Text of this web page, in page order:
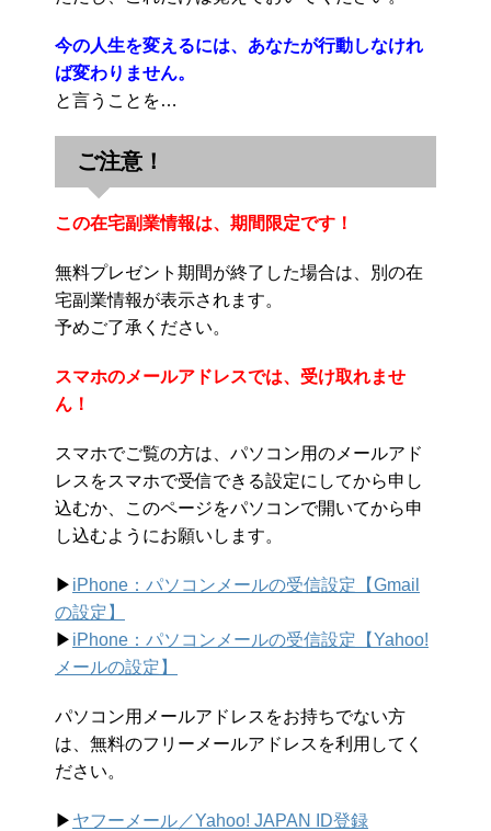
今の人生を変えるには、あなたが行動しなけれ
ば変わりません。
と言うことを…
ご注意！
この在宅副業情報は、期間限定です！
無料プレゼント期間が終了した場合は、別の在
宅副業情報が表示されます。
予めご了承ください。
スマホのメールアドレスでは、受け取れませ
ん！
スマホでご覧の方は、パソコン用のメールアド
レスをスマホで受信できる設定にしてから申し
込むか、このページをパソコンで開いてから申
し込むようにお願いします。
▶︎ iPhone：パソコンメールの受信設定【Gmail
の設定】
▶︎ iPhone：パソコンメールの受信設定【Yahoo!
メールの設定】
パソコン用メールアドレスをお持ちでない方
は、無料のフリーメールアドレスを利用してく
ださい。
▶︎ ヤフーメール／Yahoo! JAPAN ID登録